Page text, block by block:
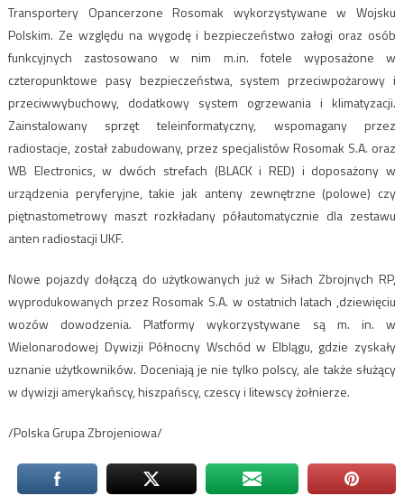
Transportery Opancerzone Rosomak wykorzystywane w Wojsku
Polskim. Ze względu na wygodę i bezpieczeństwo załogi oraz osób
funkcyjnych zastosowano w nim m.in. fotele wyposażone w
czteropunktowe pasy bezpieczeństwa, system przeciwpożarowy i
przeciwwybuchowy, dodatkowy system ogrzewania i klimatyzacji.
Zainstalowany sprzęt teleinformatyczny, wspomagany przez
radiostacje, został zabudowany, przez specjalistów Rosomak S.A. oraz
WB Electronics, w dwóch strefach (BLACK i RED) i doposażony w
urządzenia peryferyjne, takie jak anteny zewnętrzne (polowe) czy
piętnastometrowy maszt rozkładany półautomatycznie dla zestawu
anten radiostacji UKF.
Nowe pojazdy dołączą do użytkowanych już w Siłach Zbrojnych RP,
wyprodukowanych przez Rosomak S.A. w ostatnich latach ,dziewięciu
wozów dowodzenia. Platformy wykorzystywane są m. in. w
Wielonarodowej Dywizji Północny Wschód w Elblągu, gdzie zyskały
uznanie użytkowników. Doceniają je nie tylko polscy, ale także służący
w dywizji amerykańscy, hiszpańscy, czescy i litewscy żołnierze.
/Polska Grupa Zbrojeniowa/